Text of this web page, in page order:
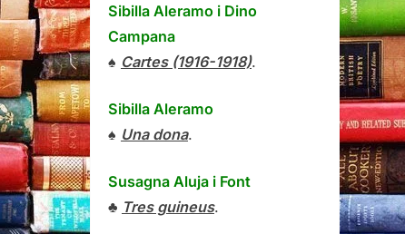
Sibilla Aleramo i Dino
Campana
♠ Cartes (1916-1918).
Sibilla Aleramo
♠ Una dona.
Susagna Aluja i Font
♣ Tres guineus.